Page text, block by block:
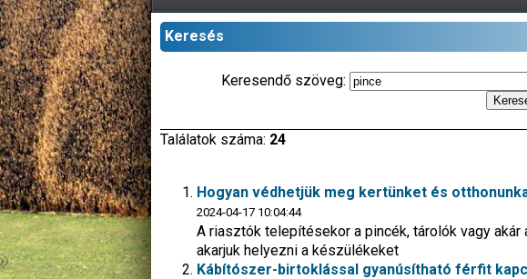
Keresés
Keresendő szöveg:
Találatok száma: 24
Hogyan védhetjük meg kertünket és
2024-04-17 10:04:44
A riasztók telepítésekor a pincék, tárolók vagy
akarjuk helyezni a készülékeket
Kábítószer-birtoklással gyanúsítható férfit